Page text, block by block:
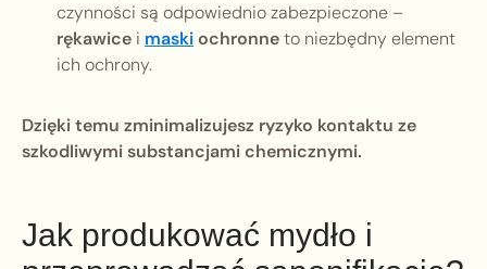
czynności są odpowiednio zabezpieczone –
rękawice i maskiochronneto niezbędny element
ich ochrony.
Dzięki temu zminimalizujesz ryzyko kontaktu ze
szkodliwymi substancjami chemicznymi.
Jak produkować mydło i